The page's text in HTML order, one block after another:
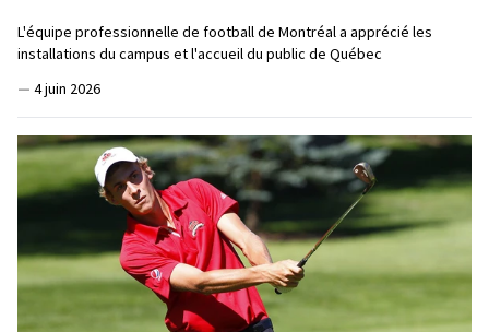
L'équipe professionnelle de football de Montréal a apprécié les
installations du campus et l'accueil du public de Québec
— 4 juin 2026